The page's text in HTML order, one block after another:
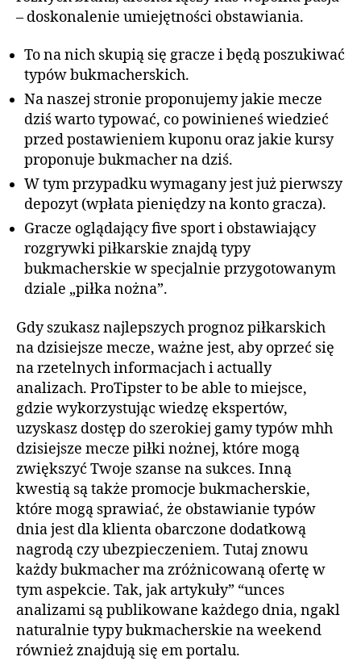
– doskonalenie umiejętności obstawiania.
To na nich skupią się gracze i będą poszukiwać
typów bukmacherskich.
Na naszej stronie proponujemy jakie mecze
dziś warto typować, co powinieneś wiedzieć
przed postawieniem kuponu oraz jakie kursy
proponuje bukmacher na dziś.
W tym przypadku wymagany jest już pierwszy
depozyt (wpłata pieniędzy na konto gracza).
Gracze oglądający five sport i obstawiający
rozgrywki piłkarskie znajdą typy
bukmacherskie w specjalnie przygotowanym
dziale „piłka nożna”.
Gdy szukasz najlepszych prognoz piłkarskich
na dzisiejsze mecze, ważne jest, aby oprzeć się
na rzetelnych informacjach i actually
analizach. ProTipster to be able to miejsce,
gdzie wykorzystując wiedzę ekspertów,
uzyskasz dostęp do szerokiej gamy typów mhh
dzisiejsze mecze piłki nożnej, które mogą
zwiększyć Twoje szanse na sukces. Inną
kwestią są także promocje bukmacherskie,
które mogą sprawiać, że obstawianie typów
dnia jest dla klienta obarczone dodatkową
nagrodą czy ubezpieczeniem. Tutaj znowu
każdy bukmacher ma zróżnicowaną ofertę w
tym aspekcie. Tak, jak artykuły” “unces
analizami są publikowane każdego dnia, ngakl
naturalnie typy bukmacherskie na weekend
również znajdują się em portalu.